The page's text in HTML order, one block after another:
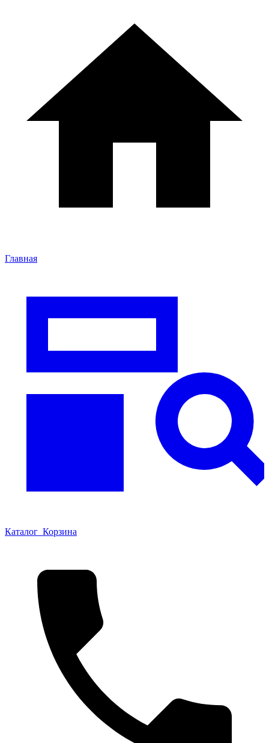
Главная
Каталог Корзина